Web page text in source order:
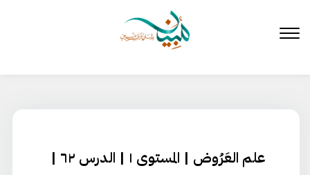
المحتوى
علم العَرُوض | المستوى ١ | الدرس ٦٢ |